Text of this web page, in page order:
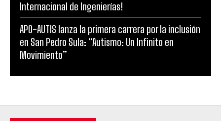
Internacional de Ingenierías!
APO-AUTIS lanza la primera carrera por la inclusión
en San Pedro Sula: “Autismo: Un Infinito en
Movimiento”